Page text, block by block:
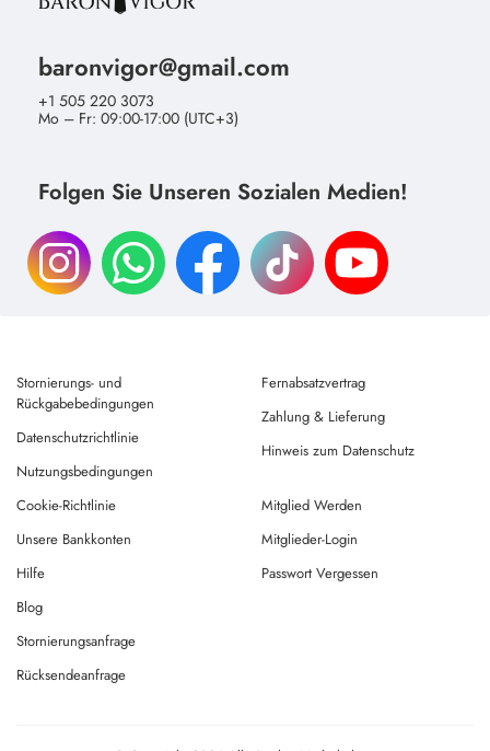
baronvigor@gmail.com
+1 505 220 3073
Mo – Fr: 09:00-17:00 (UTC+3)
Folgen Sie Unseren Sozialen Medien!
Stornierungs- und
Rückgabebedingungen
Datenschutzrichtlinie
Nutzungsbedingungen
Fernabsatzvertrag
Zahlung & Lieferung
Hinweis zum Datenschutz
Cookie-Richtlinie
Unsere Bankkonten
Hilfe
Mitglied Werden
Mitglieder-Login
Passwort Vergessen
Blog
Stornierungsanfrage
Rücksendeanfrage